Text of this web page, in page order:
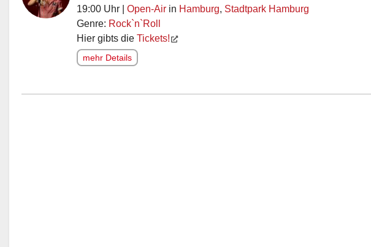
19:00 Uhr | Open-Air in Hamburg, Stadtpark Hamburg
Genre: Rock`n`Roll
Hier gibts die Tickets!
mehr Details